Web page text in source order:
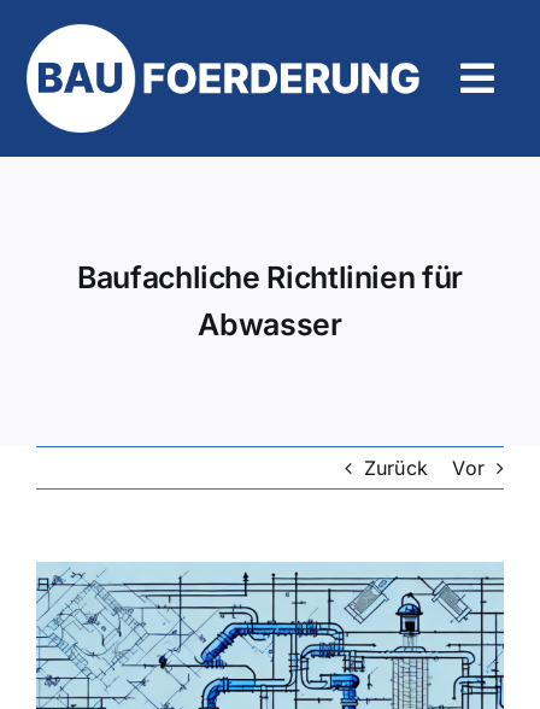
Inhalt
springen
Baufachliche Richtlinien für
Abwasser
Zurück Vor
Zeige
grösseres
Bild